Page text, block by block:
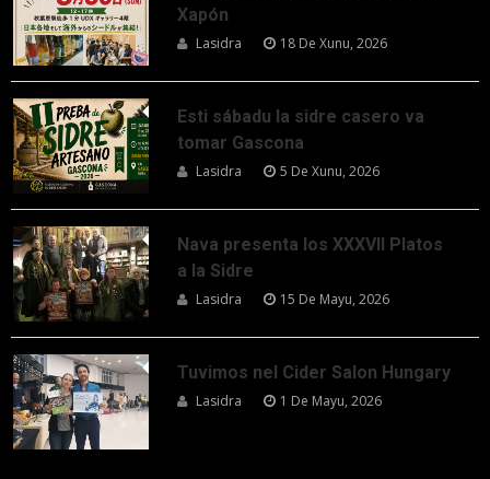
Xapón
Lasidra 18 De Xunu, 2026
Esti sábadu la sidre casero va
tomar Gascona
Lasidra 5 De Xunu, 2026
Nava presenta los XXXVII Platos
a la Sidre
Lasidra 15 De Mayu, 2026
Tuvimos nel Cider Salon Hungary
Lasidra 1 De Mayu, 2026